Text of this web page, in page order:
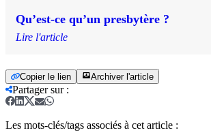
Qu’est-ce qu’un presbytère ?
Lire l'article
Copier le lien Archiver l'article
Partager sur:
Les mots-clés/tags associés à cet article :